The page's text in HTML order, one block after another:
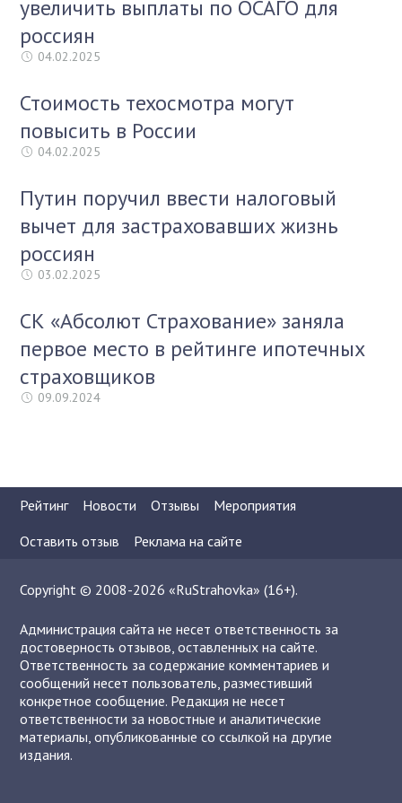
увеличить выплаты по ОСАГО для
россиян
04.02.2025
Стоимость техосмотра могут
повысить в России
04.02.2025
Путин поручил ввести налоговый
вычет для застраховавших жизнь
россиян
03.02.2025
СК «Абсолют Страхование» заняла
первое место в рейтинге ипотечных
страховщиков
09.09.2024
Рейтинг Новости Отзывы
Мероприятия
Оставить отзыв
Реклама на сайте
Copyright © 2008-2026 «RuStrahovka» (16+).
Администрация сайта не несет ответственность за
достоверность отзывов, оставленных на сайте.
Ответственность за содержание комментариев и
сообщений несет пользователь, разместивший
конкретное сообщение. Редакция не несет
ответственности за новостные и аналитические
материалы, опубликованные со ссылкой на другие
издания.